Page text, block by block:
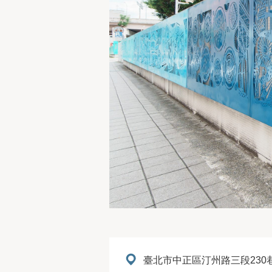
地址：臺北市中正區汀州路三段230